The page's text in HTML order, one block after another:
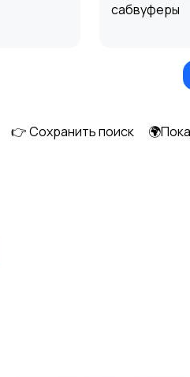
сабвуферы
👉 Сохранить поиск